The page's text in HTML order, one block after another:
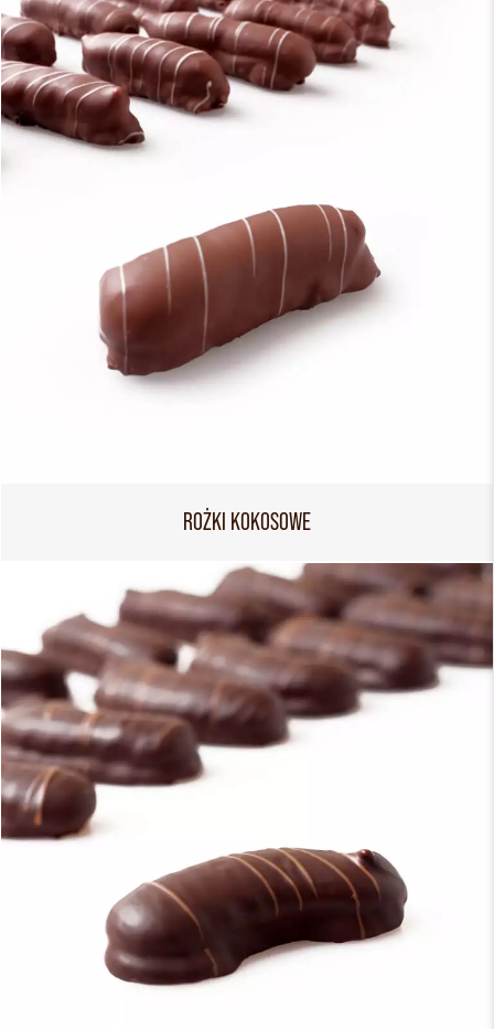
ROŻKI KOKOSOWE